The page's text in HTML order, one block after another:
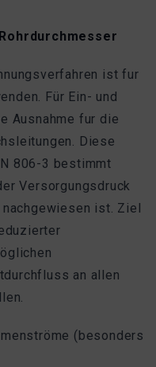
ist fur
Für Ein- und
Ausnahme fur die
Diese
806-3 bestimmt
Versorgungsdruck
ist. Ziel
an allen
(besonders